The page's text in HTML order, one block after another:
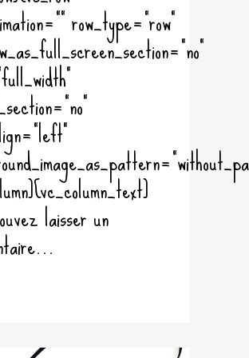
row_type="row"
laisser un